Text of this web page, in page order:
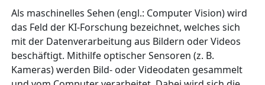
Als maschinelles Sehen (engl.: Computer Vision) wird
das Feld der KI-Forschung bezeichnet, welches sich
mit der Datenverarbeitung aus Bildern oder Videos
beschäftigt. Mithilfe optischer Sensoren (z. B.
Kameras) werden Bild- oder Videodaten gesammelt